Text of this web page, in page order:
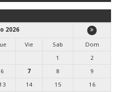
2026
Vie Sab
Dom
1
2
6 7 8
9
13 14 15
16